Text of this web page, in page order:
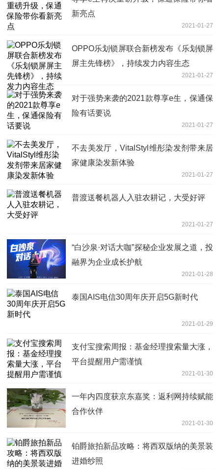
新亮点
2021-01-27
OPPO乐划锁屏联合新榜发布《乐划锁屏
屏主先锋榜》，持续发力内容生态
2021-01-27
对于强势来袭的2021款尊享e生，保通保
险有话要说
2021-01-27
不去美发厅，VitalStyl维彤染发剂带来居
家健康染发新体验
2021-01-27
普渡送餐机器人入驻农耕记，大受好评
2021-01-27
“白沙泉·对话大咖”探秘企业发展之道，投
融界为企业成长护航
2021-01-28
泰国AIS电信30周年庆开启5G新时代
2021-01-29
支付宝搜索周报：基金经理搜索量大涨，
平台提醒用户需谨慎
2021-01-30
一年内四度获京东嘉奖：返利网持续赋能
合作伙伴
2021-01-30
铂爵旅拍新品攻略：将西双版纳的美景装
进婚纱照